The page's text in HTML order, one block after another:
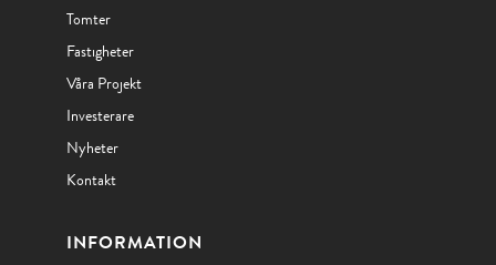
Tomter
Fastigheter
Våra Projekt
Investerare
Nyheter
Kontakt
INFORMATION